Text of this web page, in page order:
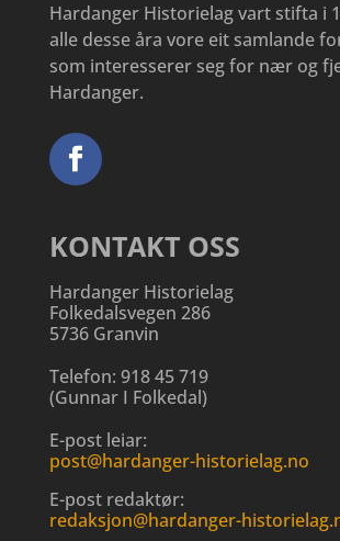
Hardanger Historielag vart stifta i
alle desse åra vore eit samlande
som interesserer seg for nær og
Hardanger.
KONTAKT OSS
Hardanger Historielag
Folkedalsvegen 286
5736 Granvin
Telefon: 918 45 719
(Gunnar I Folkedal)
E-post leiar:
post@hardanger-historielag.no
E-post redaktør:
redaksjon@hardanger-